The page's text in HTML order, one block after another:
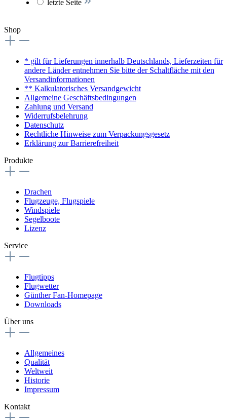
letzte Seite
Shop
* gilt für Lieferungen innerhalb Deutschlands, Lieferzeiten für
andere Länder entnehmen Sie bitte der Schaltfläche mit den
Versandinformationen
** Kalkulatorisches Versandgewicht
Allgemeine Geschäftsbedingungen
Zahlung und Versand
Widerrufsbelehrung
Datenschutz
Rechtliche Hinweise zum Verpackungsgesetz
Erklärung zur Barrierefreiheit
Produkte
Drachen
Flugzeuge, Flugspiele
Windspiele
Segelboote
Lizenz
Service
Flugtipps
Flugwetter
Günther Fan-Homepage
Downloads
Über uns
Allgemeines
Qualität
Weltweit
Historie
Impressum
Kontakt